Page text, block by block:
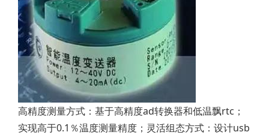
高精度测量方式：基于高精度ad转换器和低温飘rtc；
实现高于0.1％温度测量精度；灵活组态方式：设计usb